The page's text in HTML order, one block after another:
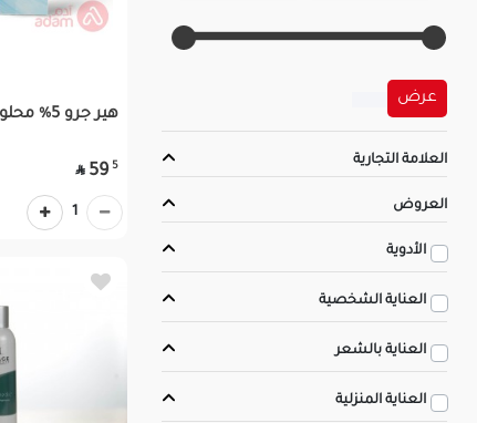
عرض
العلامة التجارية
العروض
الأدوية
العناية الشخصية
العناية بالشعر
العناية المنزلية
هير جرو 5% محلول | 50مل
5
59

1